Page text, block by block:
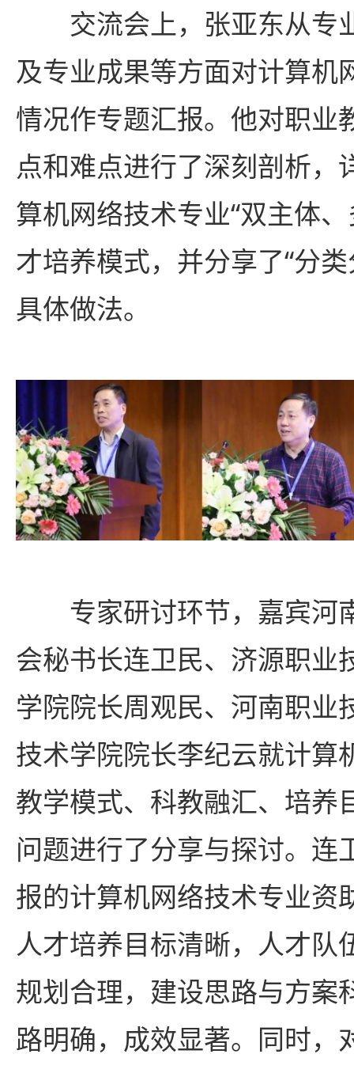
交流会上，张亚东从专
及专业成果等方面对计算机
情况作专题汇报。他对职业
点和难点进行了深刻剖析，
算机网络技术专业“双主体
才培养模式，并分享了“分
具体做法。
专家研讨环节，嘉宾河
会秘书长连卫民、济源职业
学院院长周观民、河南职业
技术学院院长李纪云就计算
教学模式、科教融汇、培养
问题进行了分享与探讨。连
报的计算机网络技术专业资
人才培养目标清晰，人才队
规划合理，建设思路与方案
路明确，成效显著。同时，